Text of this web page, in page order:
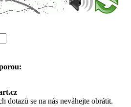
dotazů se na nás neváhejte obrátit.